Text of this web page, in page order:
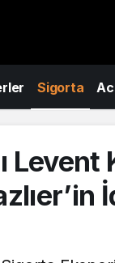
Sigorta